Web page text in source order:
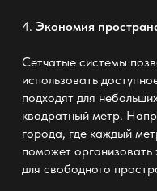
4. Экономия
Сетчатые системы
использовать
подходят для
квадратный метр.
города, где каждый
поможет
для свободного